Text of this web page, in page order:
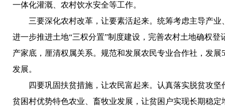
一体化灌溉、农村饮水安全等工作。
三要深化农村改革，让要素活起来。 统筹考虑主导产业
进一步推进土地“三权分置”制度建设，完善农村土地确权
产家底，厘清权属关系。规范和发展农民专业合作社，发
发展。
四要巩固扶贫措施，让农民富起来。 认真落实脱贫攻坚
贫困村优势特色农业、畜牧业发展，让贫困户实现长期稳